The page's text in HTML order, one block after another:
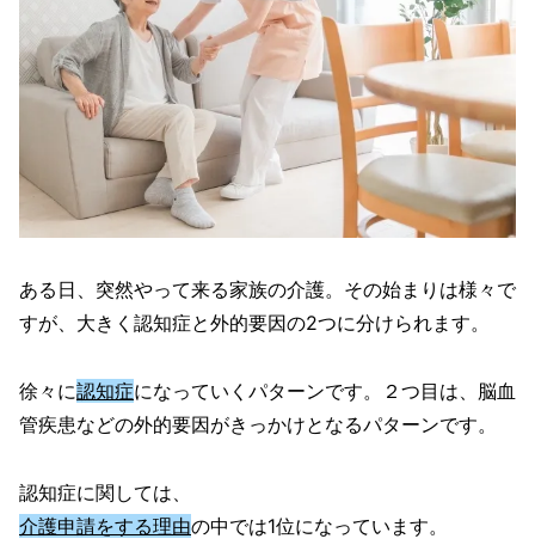
ある日、突然やって来る家族の介護。その始まりは様々で
すが、大きく認知症と外的要因の2つに分けられます。
徐々に認知症になっていくパターンです。２つ目は、脳血
管疾患などの外的要因がきっかけとなるパターンです。
認知症に関しては、
介護申請をする理由の中では1位になっています。